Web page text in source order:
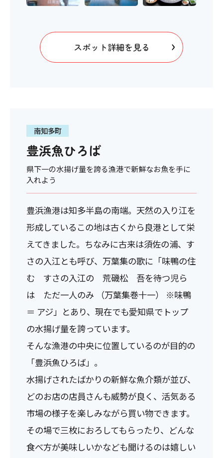
スポット詳細を見る
南知多町
豊浜魚ひろば
県下一の水揚げ量を誇る漁港で新鮮なお魚を手に
入れよう
豊浜漁港は知多半島の南端。天然の入り江を
形成しているこの地は古くから良港として栄
えてきました。ちなみに古来は須佐の浦、す
さの入江とも呼び、万葉集の歌に「味鴨の住
む すさの入江の 荒磯松 吾を待つ児ら
は ただ一人のみ （万葉集巻十一） ※味鴨
＝ アジ」とあり、現在でも愛知県でトップ
の水揚げ量を誇っています。
そんな漁港の中央に位置しているのが目的の
「豊浜魚ひろば」。
水揚げされたばかりの新鮮な魚介類が並び、
どのお店の店員さんも威勢が良く、活気ある
市場の様子を楽しみながら買い物できます。
その場で三枚におろしてもらったり、どんな
食べ方が美味しいかなども聞けるのは嬉しい